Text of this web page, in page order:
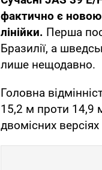
фактично є
лінійки. Перша
Бразилії, а
лише нещодавно.
Головна
15,2 м проти 14,9
двомісних